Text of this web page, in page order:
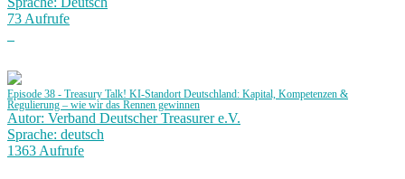
73 Aufrufe
Episode 38 - Treasury Talk! KI-Standort Deutschland: Kapital, Kompetenzen &
Regulierung – wie wir das Rennen gewinnen
Autor: Verband Deutscher Treasurer e.V.
Sprache: deutsch
1363 Aufrufe